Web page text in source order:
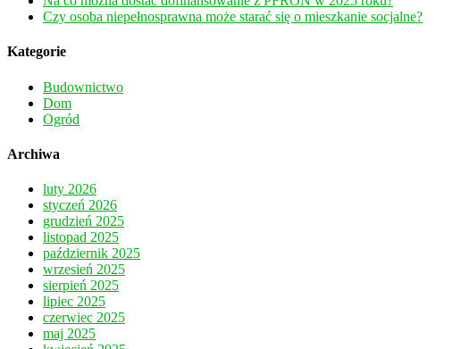
Czy osoba niepełnosprawna może starać się o mieszkanie socjalne?
Kategorie
Budownictwo
Dom
Ogród
Archiwa
luty 2026
styczeń 2026
grudzień 2025
listopad 2025
październik 2025
wrzesień 2025
sierpień 2025
lipiec 2025
czerwiec 2025
maj 2025